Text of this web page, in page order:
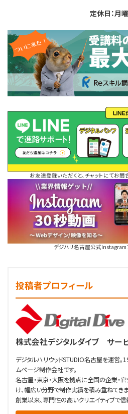
定休日：月
お友達登録いただくと、チャットにてお問
デジハリ名古屋公式Instagram
投稿者プロフィール
株式会社デジタルダイブ サー
デジタルハリウッドSTUDIO名古屋を運営
ムページ制作会社です。
名古屋・東京・大阪を拠点に全国の企業・
け、幅広い分野で制作実績を積み重ねてきま
創業以来、専門性の高いクリエイティブで信